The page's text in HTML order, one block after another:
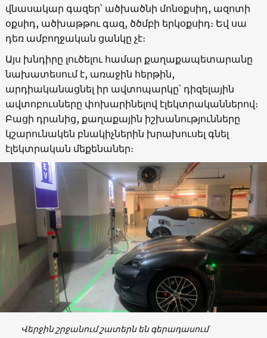
վնասակար գազեր՝ ածխածնի մոնօքսիդ, ազոտի
օքսիդ, ածխաթթու գազ, ծծմբի երկօքսիդ։ Եվ սա
դեռ ամբողջական ցանկը չէ։
Այս խնդիրը լուծելու համար քաղաքապետարանը
նախատեսում է, առաջին հերթին,
արդիականացնել իր ավտոպարկը՝ դիզելային
ավտոբուսները փոխարինելով էլեկտրականներով։
Բացի դրանից, քաղաքային իշխանությունները
կշարունակեն բնակիչներին խրախուսել գնել
էլեկտրական մեքենաներ։
Վերջին շրջանում շատերն են գերադասում